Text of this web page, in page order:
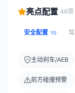
亮点配置 46项
安全配置 10
主动刹车/AEB
前方碰撞预警